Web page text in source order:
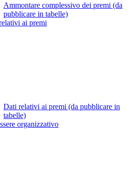
Ammontare complessivo dei premi (da
pubblicare in tabelle)
ai premi
Dati relativi ai premi (da pubblicare in
tabelle)
organizzativo